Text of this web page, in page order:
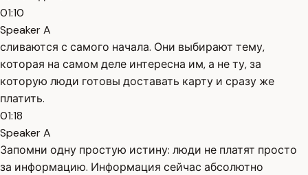
01:10
Speaker A
сливаются с самого начала. Они выбирают тему,
которая на самом деле интересна им, а не ту, за
которую люди готовы доставать карту и сразу же
платить.
01:18
Speaker A
Запомни одну простую истину: люди не платят просто
за информацию. Информация сейчас абсолютно